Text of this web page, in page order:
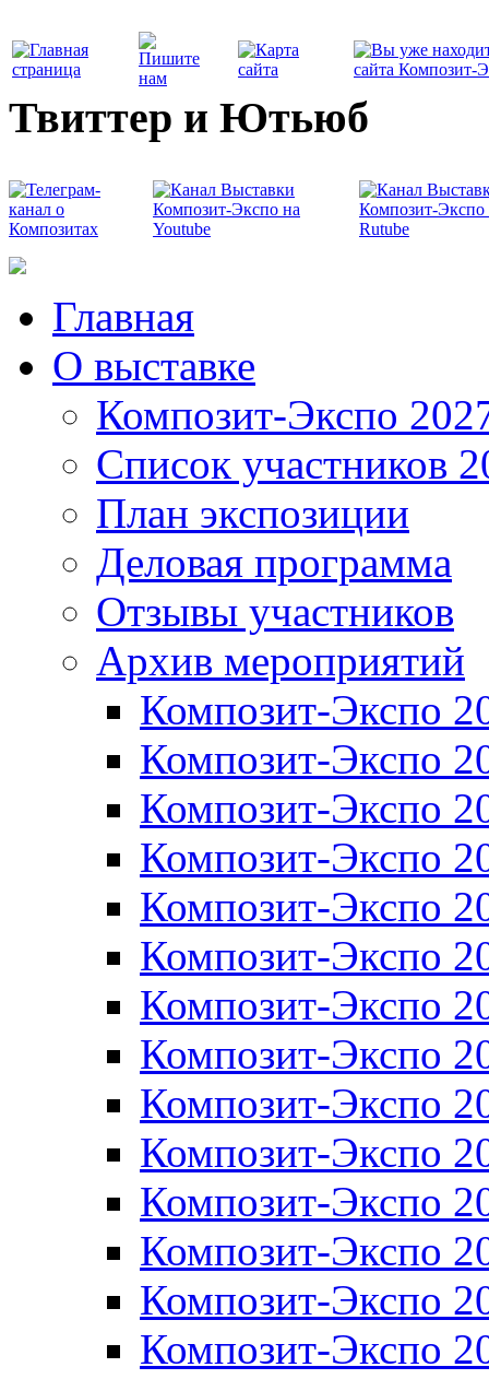
Твиттер и Ютьюб
Главная
О выставке
Композит-Экспо
Список участников
План экспозиции
Деловая программа
Отзывы участников
Архив мероприятий
Композит-Экспо
Композит-Экспо
Композит-Экспо
Композит-Экспо
Композит-Экспо
Композит-Экспо
Композит-Экспо
Композит-Экспо
Композит-Экспо
Композит-Экспо
Композит-Экспо
Композит-Экспо
Композит-Экспо
Композит-Экспо